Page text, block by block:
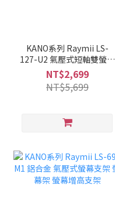
KANO系列 Raymii LS-
127-U2 氣壓式短軸雙螢幕
支架 小桌面適用
NT$2,699
NT$5,699